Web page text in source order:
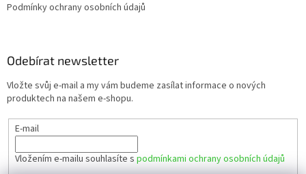
Podmínky ochrany osobních údajů
Odebírat newsletter
Vložte svůj e-mail a my vám budeme zasílat informace o nových
produktech na našem e-shopu.
E-mail
Vložením e-mailu souhlasíte s podmínkami ochrany osobních údajů